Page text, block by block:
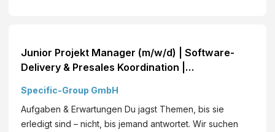
Junior Projekt Manager (m/w/d) | Software-
Delivery & Presales Koordination |
Specific-Group GmbH
Aufgaben & Erwartungen Du jagst Themen, bis sie
erledigt sind – nicht, bis jemand antwortet. Wir suchen